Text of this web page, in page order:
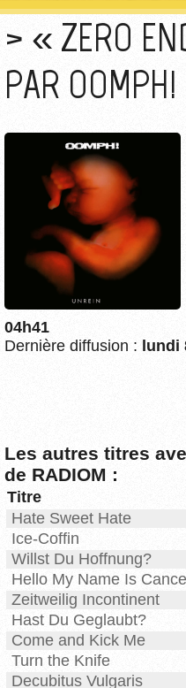
« ZERO
PAR OOMPH!
04h41
Dernière diffusion : lundi
Les autres titres
de RADIOM :
Titre
Hate Sweet Hate
Ice-Coffin
Willst Du Hoffnung?
Hello My Name Is
Zeitweilig Incontinent
Hast Du Geglaubt?
Come and Kick Me
Turn the Knife
Decubitus Vulgaris